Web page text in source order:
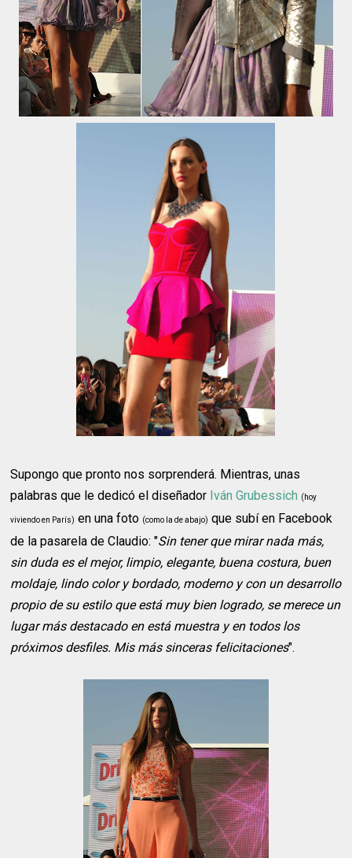
Supongo que pronto nos sorprenderá. Mientras, unas
palabras que le dedicó el diseñador Iván Grubessich (hoy
viviendo en París) en una foto (como la de abajo) que subí en Facebook
de la pasarela de Claudio: "Sin tener que mirar nada más,
sin duda es el mejor, limpio, elegante, buena costura, buen
moldaje, lindo color y bordado, moderno y con un desarrollo
propio de su estilo que está muy bien logrado, se merece un
lugar más destacado en está muestra y en todos los
próximos desfiles. Mis más sinceras felicitaciones".